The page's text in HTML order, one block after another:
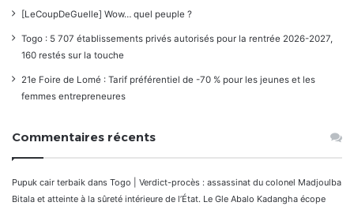
[LeCoupDeGuelle] Wow… quel peuple ?
Togo : 5 707 établissements privés autorisés pour la rentrée 2026-2027,
160 restés sur la touche
21e Foire de Lomé : Tarif préférentiel de -70 % pour les jeunes et les
femmes entrepreneures
Commentaires récents
Pupuk cair terbaik dans Togo | Verdict-procès : assassinat du colonel Madjoulba
Bitala et atteinte à la sûreté intérieure de l’État. Le Gle Abalo Kadangha écope